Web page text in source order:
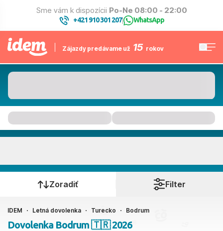
Sme vám k dispozícii Po-Ne 08:00 - 22:00
+421 910 301 207| WhatsApp
Zájazdy predávame už 15 rokov
Kedy cestujete?
Ako cestujete?
Zoradiť Filter
IDEM Letná dovolenka Turecko Bodrum
Dovolenka Bodrum 🇹🇷 2026